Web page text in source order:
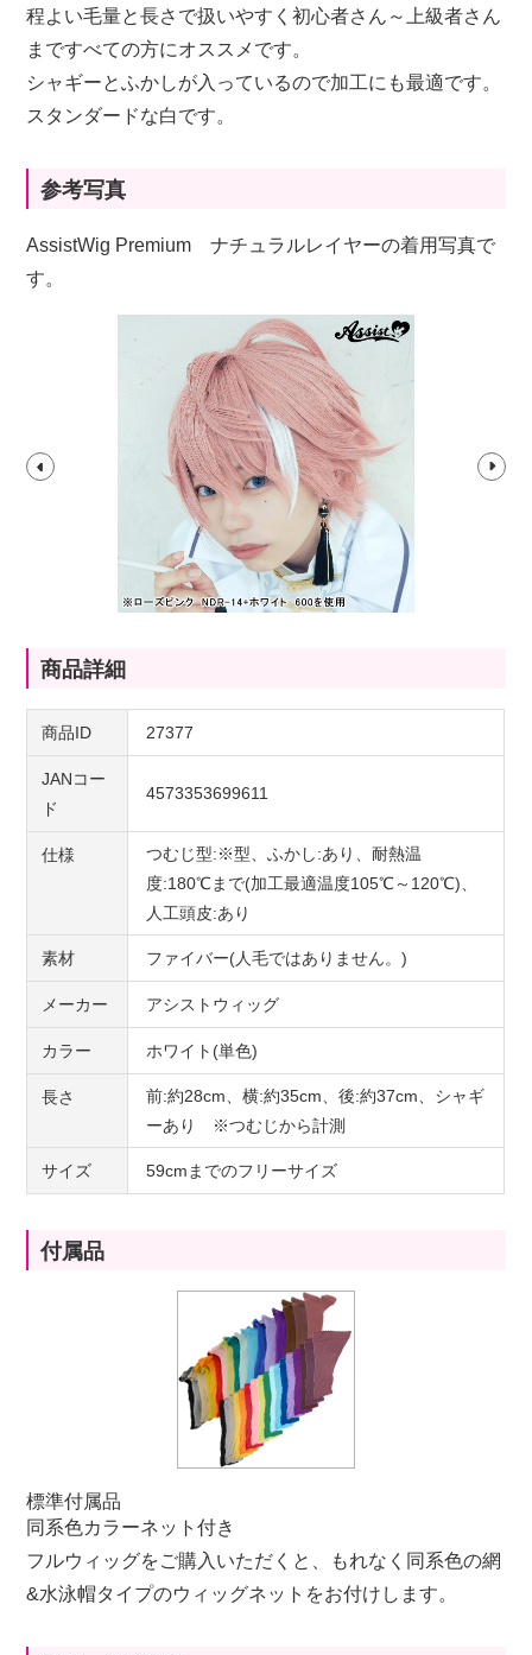
程よい毛量と長さで扱いやすく初心者さん～上級者さん
まですべての方にオススメです。
シャギーとふかしが入っているので加工にも最適です。
スタンダードな白です。
参考写真
AssistWig Premium ナチュラルレイヤーの着用写真で
す。
商品詳細
商品ID 27377
JANコー
ド
4573353699611
仕様
つむじ型:※型、ふかし:あり、耐熱温
度:180℃まで(加工最適温度105℃～120℃)、
人工頭皮:あり
素材 ファイバー(人毛ではありません。)
メーカー アシストウィッグ
カラー ホワイト(単色)
長さ
前:約28cm、横:約35cm、後:約37cm、シャギ
ーあり ※つむじから計測
サイズ 59cmまでのフリーサイズ
付属品
標準付属品
同系色カラーネット付き
フルウィッグをご購入いただくと、もれなく同系色の網
&水泳帽タイプのウィッグネットをお付けします。